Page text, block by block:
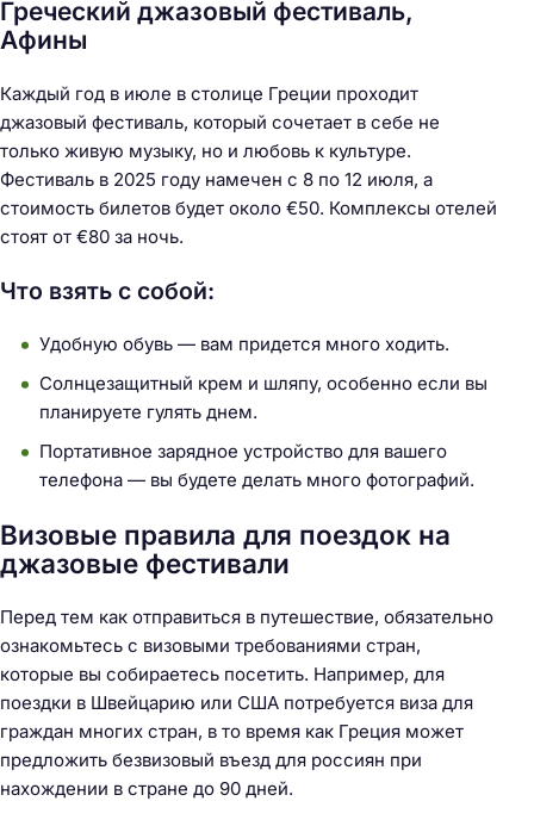
Греческий джазовый фестиваль,
Афины
Каждый год в июле в столице Греции проходит
джазовый фестиваль, который сочетает в себе не
только живую музыку, но и любовь к культуре.
Фестиваль в 2025 году намечен с 8 по 12 июля, а
стоимость билетов будет около €50. Комплексы отелей
стоят от €80 за ночь.
Что взять с собой:
Удобную обувь — вам придется много ходить.
Солнцезащитный крем и шляпу, особенно если вы
планируете гулять днем.
Портативное зарядное устройство для вашего
телефона — вы будете делать много фотографий.
Визовые правила для поездок на
джазовые фестивали
Перед тем как отправиться в путешествие, обязательно
ознакомьтесь с визовыми требованиями стран,
которые вы собираетесь посетить. Например, для
поездки в Швейцарию или США потребуется виза для
граждан многих стран, в то время как Греция может
предложить безвизовый въезд для россиян при
нахождении в стране до 90 дней.